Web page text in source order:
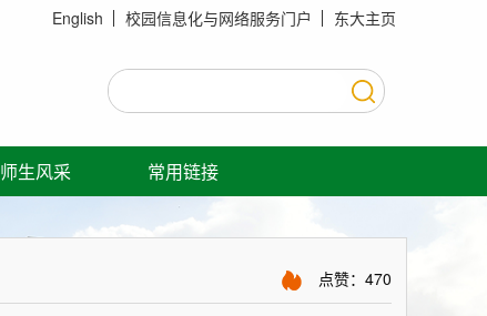
东大主页
校园信息化与网络服务门户
English
师生风采 常用链接
点赞： 470